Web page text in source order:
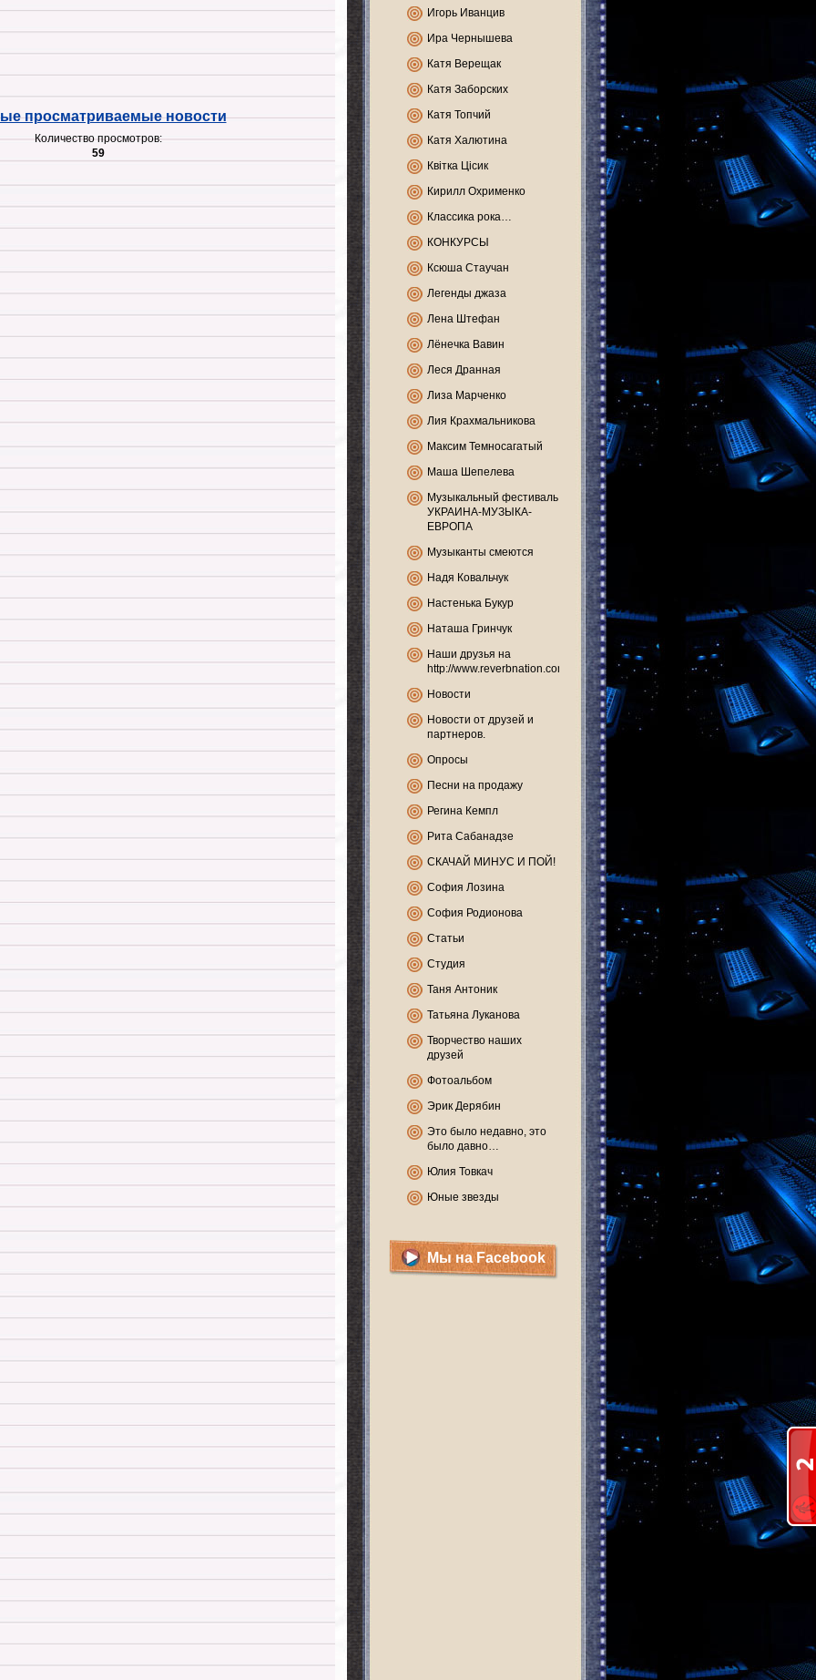
просматриваемые новости
Количество просмотров:
59
Игорь Иванцив
Ира Чернышева
Катя Верещак
Катя Заборских
Катя Топчий
Катя Халютина
Квітка Цісик
Кирилл Охрименко
Классика рока…
КОНКУРСЫ
Ксюша Стаучан
Легенды джаза
Лена Штефан
Лёнечка Вавин
Леся Дранная
Лиза Марченко
Лия Крахмальникова
Максим Темносагатый
Маша Шепелева
Музыкальный фестиваль
УКРАИНА-МУЗЫКА-
ЕВРОПА
Музыканты смеются
Надя Ковальчук
Настенька Букур
Наташа Гринчук
Наши друзья на
http://www.reverbnation.com
Новости
Новости от друзей и
партнеров.
Опросы
Песни на продажу
Регина Кемпл
Рита Сабанадзе
СКАЧАЙ МИНУС И ПОЙ!
София Лозина
София Родионова
Статьи
Студия
Таня Антоник
Татьяна Луканова
Творчество наших
друзей
Фотоальбом
Эрик Дерябин
Это было недавно, это
было давно…
Юлия Товкач
Юные звезды
Мы на Facebook